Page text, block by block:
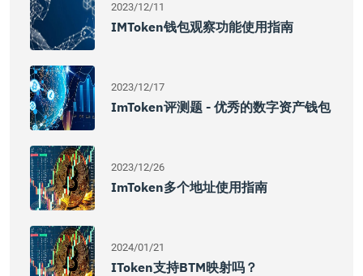
2023/12/11
IMToken钱包观察功能使用指南
2023/12/17
ImToken评测题 - 优秀的数字资产钱包
2023/12/26
ImToken多个地址使用指南
2024/01/21
IToken支持BTM映射吗？